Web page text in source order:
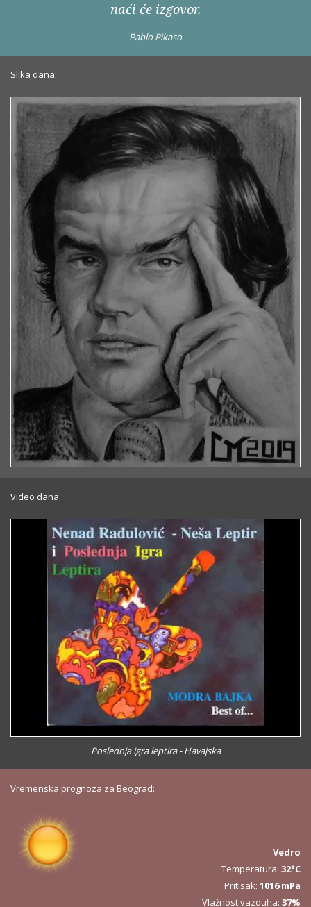
naći će izgovor.
Pablo Pikaso
Slika dana:
Video dana:
Poslednja igra leptira - Havajska
Vremenska prognoza za Beograd:
Vedro
Temperatura: 32°C
Pritisak: 1016 mPa
Vlažnost vazduha: 37%